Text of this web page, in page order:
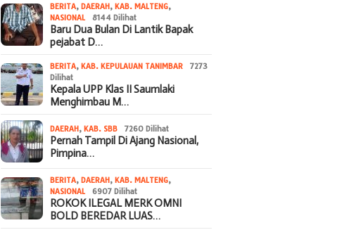
BERITA,DAERAH,KAB. MALTENG,
NASIONAL
8144 Dilihat
Baru Dua Bulan Di Lantik Bapak
pejabat D…
BERITA,KAB. KEPULAUAN TANIMBAR
7273
Dilihat
Kepala UPP Klas II Saumlaki
Menghimbau M…
DAERAH,KAB. SBB 7260 Dilihat
Pernah Tampil Di Ajang Nasional,
Pimpina…
BERITA,DAERAH,KAB. MALTENG,
NASIONAL
6907 Dilihat
ROKOK ILEGAL MERK OMNI
BOLD BEREDAR LUAS…